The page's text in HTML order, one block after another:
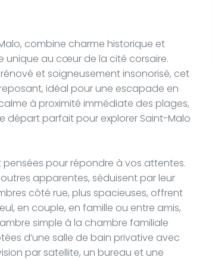
combine charme historique et
unique au cœur de la cité corsaire.
et soigneusement insonorisé, cet
idéal pour une escapade en
à proximité immédiate des plages,
départ parfait pour explorer Saint-Malo
pensées pour répondre à vos attentes.
apparentes, séduisent par leur
côté rue, plus spacieuses, offrent
en couple, en famille ou entre amis,
simple à la chambre familiale
d’une salle de bain privative avec
par satellite, un bureau et une